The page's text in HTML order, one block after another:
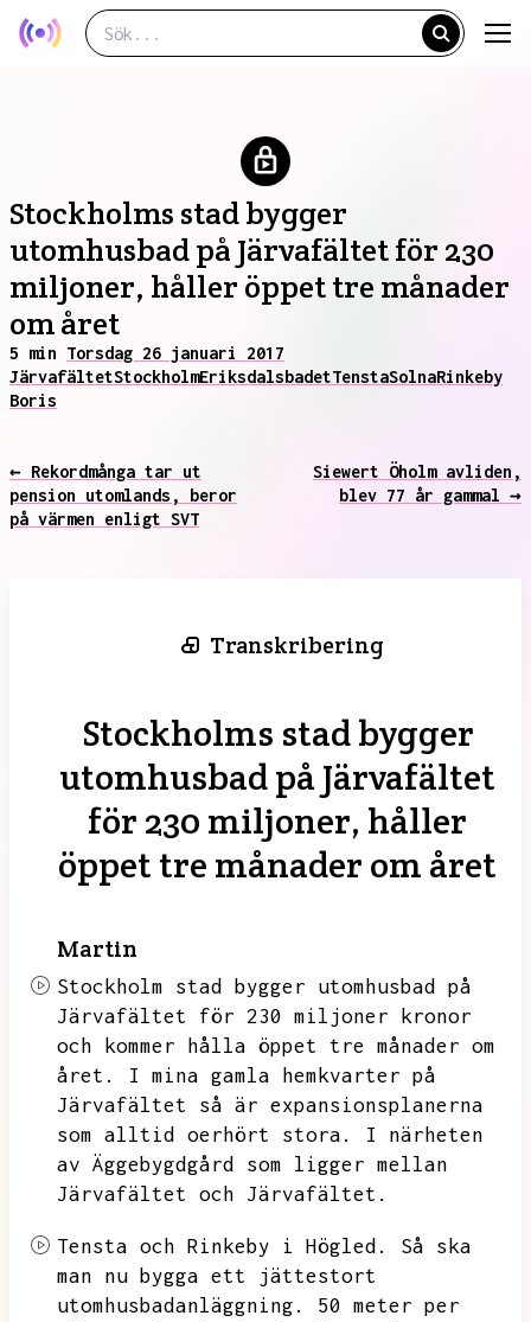
Stockholms stad bygger
utomhusbad på Järvafältet för 230
miljoner, håller öppet tre månader
om året
5 min Torsdag 26 januari 2017
JärvafältetStockholmEriksdalsbadetTenstaSolnaRinkeby
Boris
← Rekordmånga tar ut
pension utomlands, beror
på värmen enligt SVT
Siewert Öholm avliden,
blev 77 år gammal →
Transkribering
Stockholms stad bygger
utomhusbad på Järvafältet
för 230 miljoner, håller
öppet tre månader om året
Martin
Stockholm stad bygger utomhusbad på
Järvafältet för 230 miljoner kronor
och kommer hålla öppet tre månader om
året.
I mina gamla hemkvarter på
Järvafältet så är expansionsplanerna
som alltid oerhört stora.
I närheten
av Äggebygdgård som ligger mellan
Järvafältet och Järvafältet.
Tensta och Rinkeby i Högled.
Så ska
man nu bygga ett jättestort
utomhusbadanläggning.
50 meter per